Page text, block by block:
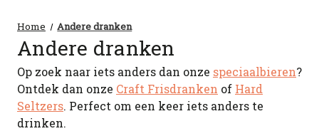
Home Andere dranken
Andere dranken
Op zoek naar iets anders dan onze speciaalbieren?
Ontdek dan onze Craft Frisdranken of Hard
Seltzers. Perfect om een keer iets anders te
drinken.